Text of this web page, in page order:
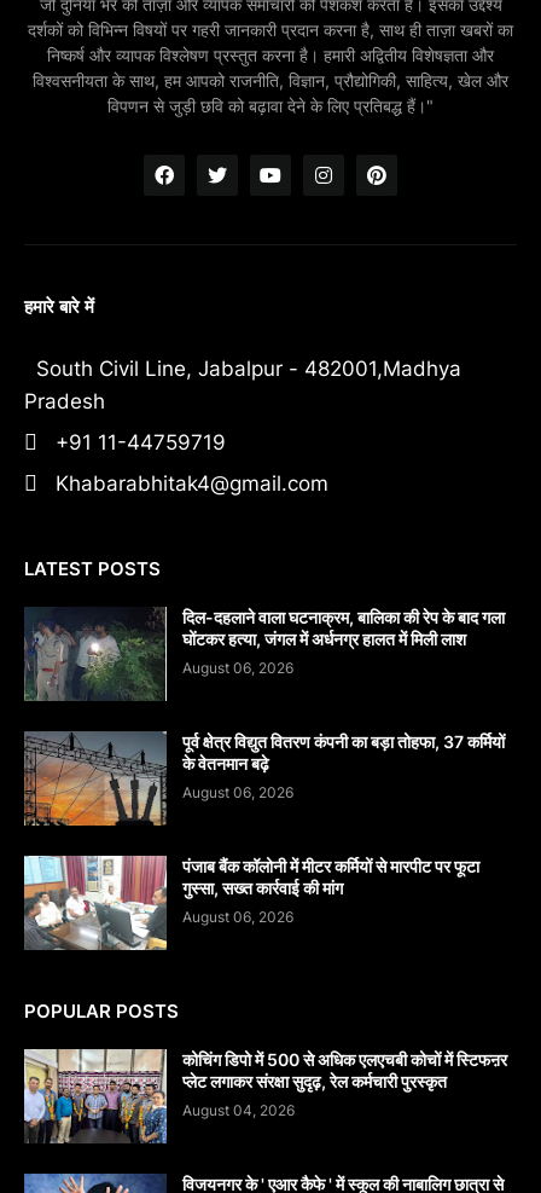
दर्शकों को विभिन्न विषयों पर गहरी जानकारी प्रदान करना है, साथ ही ताज़ा खबरों का
निष्कर्ष और व्यापक विश्लेषण प्रस्तुत करना है। हमारी अद्वितीय विशेषज्ञता और
विश्वसनीयता के साथ, हम आपको राजनीति, विज्ञान, प्रौद्योगिकी, साहित्य, खेल और
विपणन से जुड़ी छवि को बढ़ावा देने के लिए प्रतिबद्ध हैं।"
हमारे बारे में
South Civil Line, Jabalpur - 482001,Madhya
Pradesh
+91 11-44759719
Khabarabhitak4@gmail.com
LATEST POSTS
दिल-दहलाने वाला घटनाक्रम, बालिका की रेप के बाद गला
घोंटकर हत्या, जंगल में अर्धनग्र हालत में मिली लाश
August 06, 2026
पूर्व क्षेत्र विद्युत वितरण कंपनी का बड़ा तोहफा, 37 कर्मियों
के वेतनमान बढ़े
August 06, 2026
पंजाब बैंक कॉलोनी में मीटर कर्मियों से मारपीट पर फूटा
गुस्सा, सख्त कार्रवाई की मांग
August 06, 2026
POPULAR POSTS
कोचिंग डिपो में 500 से अधिक एलएचबी कोचों में स्टिफऩर
प्लेट लगाकर संरक्षा सुदृढ़, रेल कर्मचारी पुरस्कृत
August 04, 2026
विजयनगर के ' एआर कैफे ' में स्कूल की नाबालिग छात्रा से